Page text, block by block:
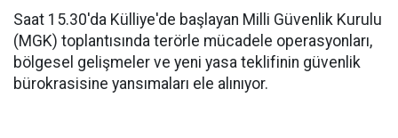
Saat 15.30'da Külliye'de başlayan Milli Güvenlik Kurulu
(MGK) toplantısında terörle mücadele operasyonları,
bölgesel gelişmeler ve yeni yasa teklifinin güvenlik
bürokrasisine yansımaları ele alınıyor.